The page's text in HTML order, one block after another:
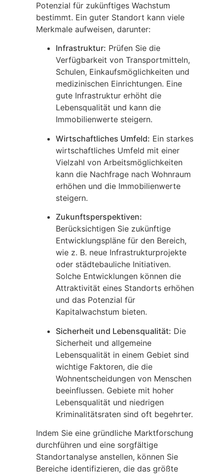
Potenzial für zukünftiges Wachstum
bestimmt. Ein guter Standort kann viele
Merkmale aufweisen, darunter:
Infrastruktur: Prüfen Sie die
Verfügbarkeit von Transportmitteln,
Schulen, Einkaufsmöglichkeiten und
medizinischen Einrichtungen. Eine
gute Infrastruktur erhöht die
Lebensqualität und kann die
Immobilienwerte steigern.
Wirtschaftliches Umfeld: Ein starkes
wirtschaftliches Umfeld mit einer
Vielzahl von Arbeitsmöglichkeiten
kann die Nachfrage nach Wohnraum
erhöhen und die Immobilienwerte
steigern.
Zukunftsperspektiven:
Berücksichtigen Sie zukünftige
Entwicklungspläne für den Bereich,
wie z. B. neue Infrastrukturprojekte
oder städtebauliche Initiativen.
Solche Entwicklungen können die
Attraktivität eines Standorts erhöhen
und das Potenzial für
Kapitalwachstum bieten.
Sicherheit und Lebensqualität: Die
Sicherheit und allgemeine
Lebensqualität in einem Gebiet sind
wichtige Faktoren, die die
Wohnentscheidungen von Menschen
beeinflussen. Gebiete mit hoher
Lebensqualität und niedrigen
Kriminalitätsraten sind oft begehrter.
Indem Sie eine gründliche Marktforschung
durchführen und eine sorgfältige
Standortanalyse anstellen, können Sie
Bereiche identifizieren, die das größte